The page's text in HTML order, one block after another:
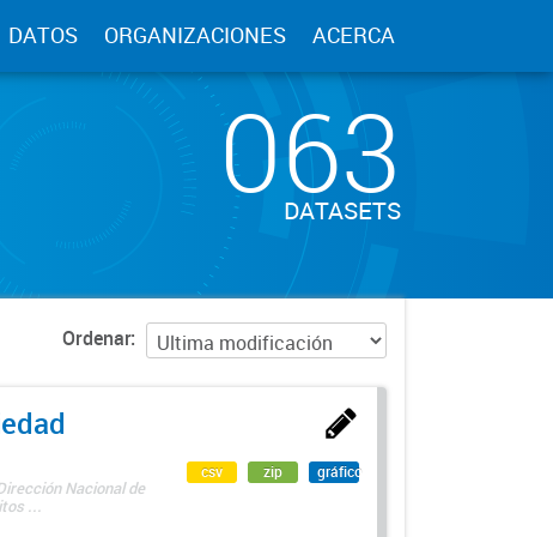
DATOS ORGANIZACIONES ACERCA
063
DATASETS
Ordenar
Nacional de
...
csv zip gráfico